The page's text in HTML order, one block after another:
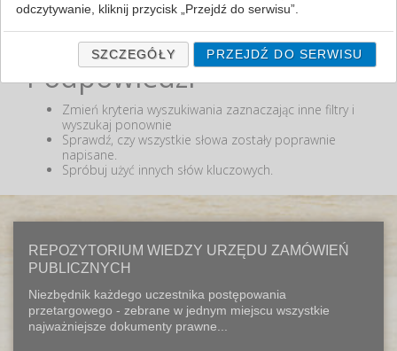
Nie odnaleziono produktów wg przyjętych kryteriów
lub podana fraza "" nie została odnaleziona.
Podpowiedzi
Zmień kryteria wyszukiwania zaznaczając inne filtry i
wyszukaj ponownie
Sprawdź, czy wszystkie słowa zostały poprawnie
napisane.
Spróbuj użyć innych słów kluczowych.
REPOZYTORIUM WIEDZY URZĘDU ZAMÓWIEŃ
PUBLICZNYCH
Niezbędnik każdego uczestnika postępowania
przetargowego - zebrane w jednym miejscu wszystkie
najważniejsze dokumenty prawne...
odczytywanie, kliknij przycisk „Przejdź do serwisu”.
Jeśli nie chcesz wyrazić zgody lub ograniczyć jej zakres, kliknij
„Szczegóły”, gdzie znajdziesz wszelkie informacje o tym jak to
zrobić . Te same informacje znajdziesz także na podstronie z
naszą polityką prywatności obowiązującą od 25 maja 2018.
W przypadku użytkowników zalogowanych, ważna jest Państwa
wcześniejsza zgoda której udzieliliście podczas zakładania
konta. Każda Państwa zgoda jest dobrowolna i można ją w
dowolnym momencie wycofać.
Klauzula Informacyjna (rozwiń)
SZCZEGÓŁY PRZEJDŹ DO SERWISU